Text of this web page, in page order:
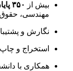
بیش از ۳۵۰ پایان‌نامه کارشناسی ارشد
مهندسی،
نگارش و
استخراج و چاپ
همکاری با